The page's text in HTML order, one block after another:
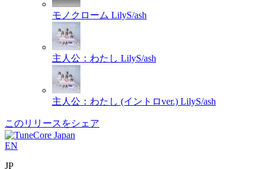
モノクローム LilyS/ash
主人公：わたし LilyS/ash
主人公：わたし (イントロver.) LilyS/ash
このリリースをシェア
EN
JP